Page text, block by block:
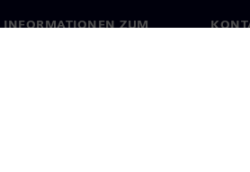
INFORMATIONEN ZUM